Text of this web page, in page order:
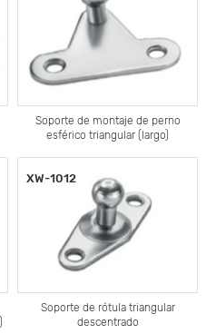
Soporte de montaje de perno
esférico triangular (largo)
Soporte de rótula triangular
descentrado
XW-1012